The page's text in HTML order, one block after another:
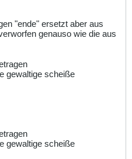
"ende" ersetzt aber aus
genauso wie die aus
gewaltige scheiße
gewaltige scheiße